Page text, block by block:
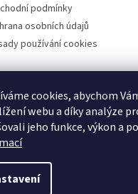
cookies, abychom
webu a díky analýze
jeho funkce, výkon a
podmínky
osobních údajů
používání cookies
kříže Praha 1